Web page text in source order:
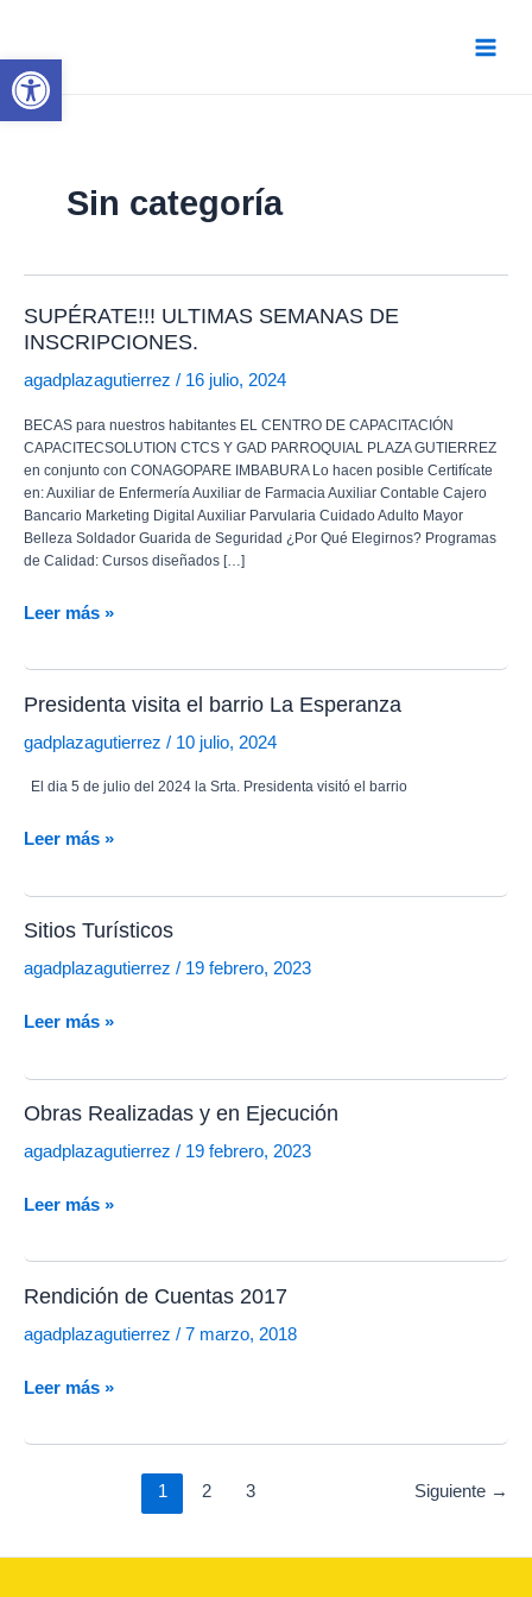
Abrir barra de herramientas
Main
Sin categoría
SUPÉRATE!!! ULTIMAS SEMANAS DE
INSCRIPCIONES.
agadplazagutierrez / 16 julio, 2024
BECAS para nuestros habitantes EL CENTRO DE CAPACITACIÓN
CAPACITECSOLUTION CTCS Y GAD PARROQUIAL PLAZA GUTIERREZ
en conjunto con CONAGOPARE IMBABURA Lo hacen posible Certifícate
en: Auxiliar de Enfermería Auxiliar de Farmacia Auxiliar Contable Cajero
Bancario Marketing Digital Auxiliar Parvularia Cuidado Adulto Mayor
Belleza Soldador Guarida de Seguridad ¿Por Qué Elegirnos? Programas
de Calidad: Cursos diseñados […]
SUPÉRATE!!!
SEMANAS
DE
Leer más »
Presidenta visita el barrio La Esperanza
gadplazagutierrez / 10 julio, 2024
El dia 5 de julio del 2024 la Srta. Presidenta visitó el barrio
Presidenta
el
barrio
Esperanza
Leer más »
Sitios Turísticos
agadplazagutierrez / 19 febrero, 2023
Sitios
Leer más »
Obras Realizadas y en Ejecución
agadplazagutierrez / 19 febrero, 2023
Obras
y
en
Leer más »
Rendición de Cuentas 2017
agadplazagutierrez / 7 marzo, 2018
Rendición
Cuentas
Leer más »
1 2 3 Siguiente →